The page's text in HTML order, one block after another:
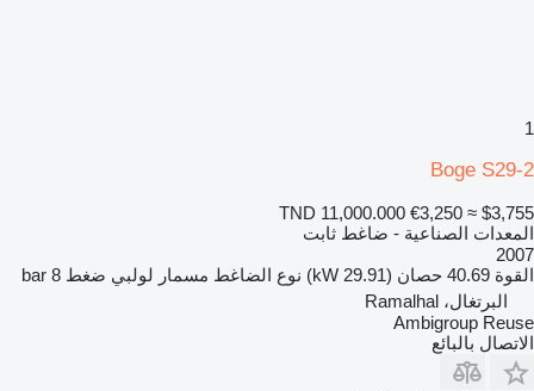
1
Boge S29-2
TND 11,000.000 €3,250 ≈ $3,755
المعدات الصناعية - ضاغط ثابت
2007
القوة 40.69 حصان (29.91 kW) نوع الضاغط مسمار لولبي ضغط 8 bar
البرتغال، Ramalhal
Ambigroup Reuse
الاتصال بالبائع